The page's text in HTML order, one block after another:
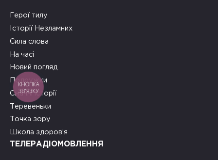
Герої тилу
Історії Незламних
Сила слова
На часі
Новий погляд
Подружки
Смачні історії
Теревеньки
Точка зору
Школа здоров’я
ТЕЛЕРАДІОМОВЛЕННЯ
КНОПКА
ЗВ'ЯЗКУ